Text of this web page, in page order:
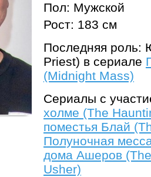
Пол: Мужской
Рост: 183 см
Последняя роль:
Priest) в сериале
(Midnight Mass)
Сериалы с
холме (The
поместья Блай
Полуночная
дома Ашеров
Usher)